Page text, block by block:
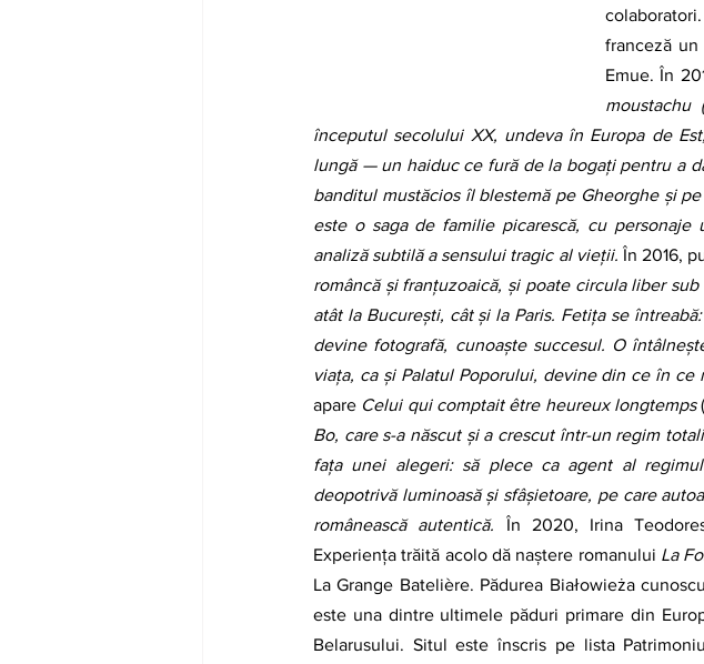
franceză
Emue. În
moustachu
începutul secolului XX, undeva în Europa de
lungă — un haiduc ce fură de la bogați pentru a
banditul mustăcios îl blestemă pe Gheorghe și
este o saga de familie picarescă, cu
analiză subtilă a sensului tragic al vieții. În 2016,
româncă și franțuzoaică, și poate circula liber
atât la București, cât și la Paris. Fetița se
devine fotografă, cunoaște succesul. O
viața, ca și Palatul Poporului, devine din ce în
apare Celui qui comptait être heureux longtemps (
Bo, care s-a născut și a crescut într-un regim
fața unei alegeri: să plece ca agent al
deopotrivă luminoasă și sfâșietoare, pe care
românească autentică. În 2020, Irina
Experiența trăită acolo dă naștere romanului La
La Grange Batelière. Pădurea Białowieża
este una dintre ultimele păduri primare din
Belarusului. Situl este înscris pe lista